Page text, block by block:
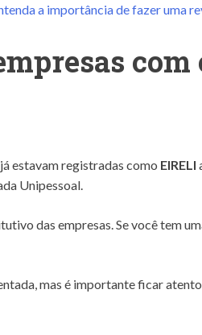
a importância de fazer uma
estavam registradas como EIRELI
Unipessoal.
das empresas. Se você tem
mas é importante ficar